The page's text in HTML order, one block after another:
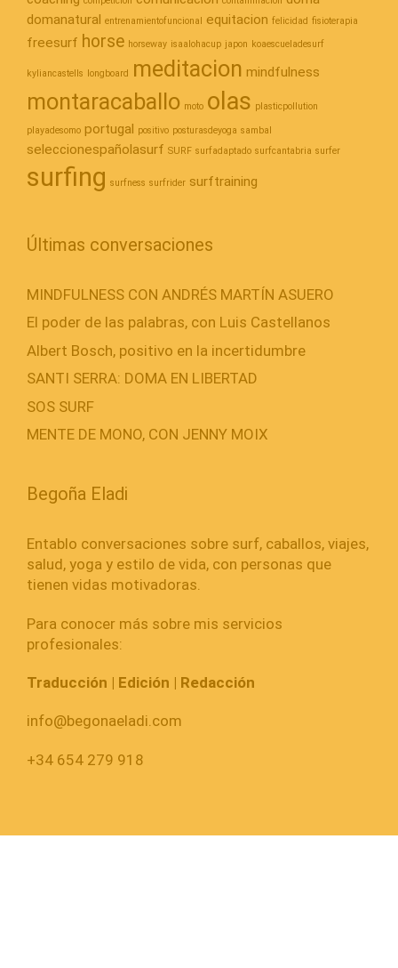
domanatural entrenamientofuncional equitacion felicidad fisioterapia
freesurf horse horseway isaalohacup japon koaescueladesurf
kyliancastells longboard meditacion mindfulness
montaracaballo moto olas plasticpollution
playadesomo portugal positivo posturasdeyoga sambal
seleccionespañolasurf SURF surfadaptado surfcantabria surfer
surfing surfness surfrider surftraining
Últimas conversaciones
MINDFULNESS CON ANDRÉS MARTÍN ASUERO
El poder de las palabras, con Luis Castellanos
Albert Bosch, positivo en la incertidumbre
SANTI SERRA: DOMA EN LIBERTAD
SOS SURF
MENTE DE MONO, CON JENNY MOIX
Begoña Eladi
Entablo conversaciones sobre surf, caballos, viajes,
salud, yoga y estilo de vida, con personas que
tienen vidas motivadoras.
Para conocer más sobre mis servicios
profesionales:
Traducción | Edición | Redacción
info@begonaeladi.com
+34 654 279 918